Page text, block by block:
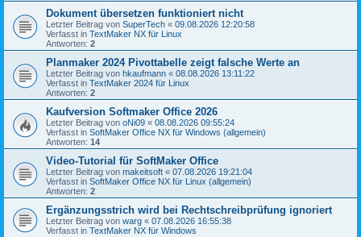
Dokument übersetzen funktioniert nicht
Letzter Beitrag von SuperTech « 09.08.2026 12:20:58
Verfasst in TextMaker NX für Linux
Antworten: 2
Planmaker 2024 Pivottabelle zeigt falsche Werte an
Letzter Beitrag von hkaufmann « 08.08.2026 13:11:22
Verfasst in TextMaker 2024 für Linux
Antworten: 2
Kaufversion Softmaker Office 2026
Letzter Beitrag von oNi09 « 08.08.2026 09:55:24
Verfasst in SoftMaker Office NX für Windows (allgemein)
Antworten: 14
Video-Tutorial für SoftMaker Office
Letzter Beitrag von makeitsoft « 07.08.2026 19:21:04
Verfasst in SoftMaker Office NX für Linux (allgemein)
Antworten: 2
Ergänzungsstrich wird bei Rechtschreibprüfung ignoriert
Letzter Beitrag von warg « 07.08.2026 16:55:38
Verfasst in TextMaker NX für Windows